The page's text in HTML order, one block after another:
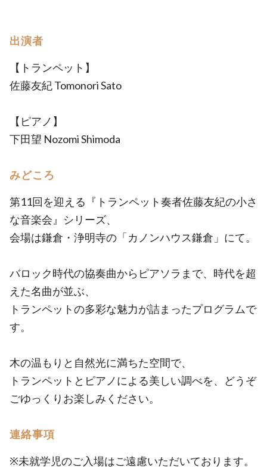
出演者
【トランペット】
佐藤友紀 Tomonori Sato
【ピアノ】
下田望 Nozomi Shimoda
みどころ
第11回を迎える『トランペット奏者佐藤友紀の小さ
な音楽会』シリーズ、
会場は鎌倉・浄明寺の「カノンハウス鎌倉」にて。
バロック時代の協奏曲からピアソラまで、時代を超
えた名曲が並ぶ、
トランペットの多彩な魅力が詰まったプログラムで
す。
木の温もりと自然光に満ちた空間で、
トランペットとピアノによる美しい調べを、どうぞ
ごゆっくりお楽しみください。
連絡事項
※未就学児のご入場はご遠慮いただいております。